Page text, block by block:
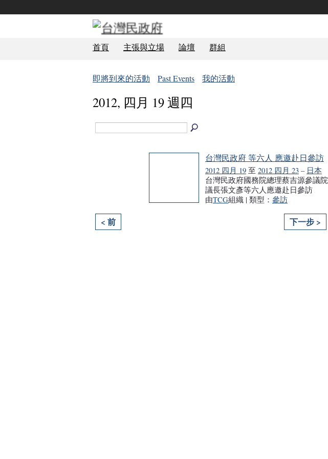
首頁 主張與立場 論壇 群組
即將到來的活動 Past Events 我的活動
2012, 四月 19 週四
台灣民政府 等六人 應邀赴日參訪
2012 四月 19 至 2012 四月 23 – 日本
台灣民政府國務院總理蔡吉源參議院
議長張文彥等六人應邀赴日參訪
由TCG組織 | 類型： 參訪
< 前 下一步 >